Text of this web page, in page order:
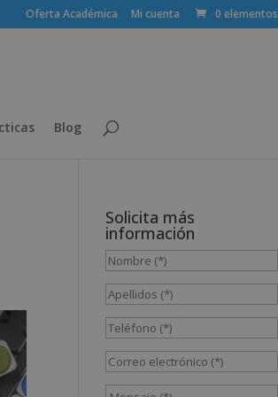
Oferta Académica Mi cuenta 0 elementos
Blog
Solicita más
información